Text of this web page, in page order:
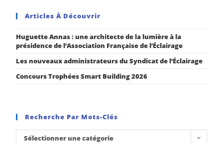
Articles À Découvrir
Huguette Annas : une architecte de la lumière à la
présidence de l’Association Française de l’Éclairage
Les nouveaux administrateurs du Syndicat de l’Éclairage
Concours Trophées Smart Building 2026
Recherche Par Mots-Clés
Sélectionner une catégorie